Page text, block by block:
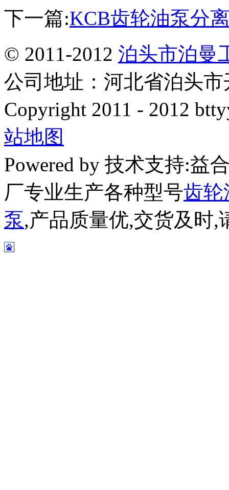
下一篇:KCB齿轮油泵分
© 2011-2012 泊头市泊曼
公司地址：河北省泊头
Copyright 2011 - 2012
站地图
Powered by 技术支持:益
厂专业生产各种型号齿轮
泵,产品质量优,交货及时,